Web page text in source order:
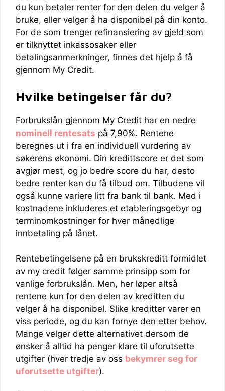
du kun betaler renter for den delen du velger å
bruke, eller velger å ha disponibel på din konto.
For de som trenger refinansiering av gjeld som
er tilknyttet inkassosaker eller
betalingsanmerkninger, finnes det hjelp å få
gjennom My Credit.
Hvilke betingelser får du?
Forbrukslån gjennom My Credit har en nedre
nominell rentesats på 7,90%. Rentene
beregnes ut i fra en individuell vurdering av
søkerens økonomi. Din kredittscore er det som
avgjør mest, og jo bedre score du har, desto
bedre renter kan du få tilbud om. Tilbudene vil
også kunne variere litt fra bank til bank. Med i
kostnadene inkluderes et etableringsgebyr og
terminomkostninger for hver månedlige
innbetaling på lånet.
Rentebetingelsene på en brukskreditt formidlet
av my credit følger samme prinsipp som for
vanlige forbrukslån. Men, her løper altså
rentene kun for den delen av kreditten du
velger å ha disponibel. Slike kreditter varer en
viss periode, og du kan fornye den etter behov.
Mange velger dette alternativet dersom de
ønsker å alltid ha penger klare til uforutsette
utgifter (hver tredje av oss bekymrer seg for
uforutsette utgifter).